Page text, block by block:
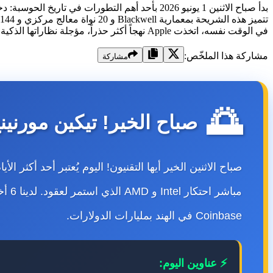
في الوقت نفسه، اتخذت Apple نهجاً أكثر حذراً، مؤجلة نظاراتها الذكية إلى أواخر 2027 و Vision Air إلى 2029. أعلنت Google عن تاريخ الإصدار الرسمي لمكبر الصوت الذكي الجديد بسعر
مشاركة هذا الملخّص: مشاركة
🌅 صباح الخير! تيكين مورنينج 1 يونيو
Coinbase في الهند بمليارات الدولارات.
⚡ عناوين اليوم: